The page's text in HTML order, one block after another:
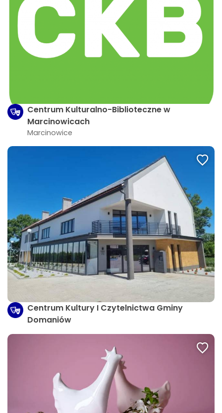
Centrum Kulturalno-Biblioteczne w
Marcinowicach
Marcinowice
Centrum Kultury I Czytelnictwa Gminy
Domaniów